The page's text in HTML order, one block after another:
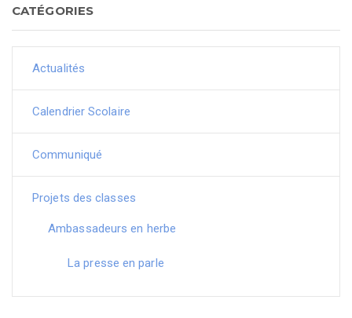
CATÉGORIES
Actualités
Calendrier Scolaire
Communiqué
Projets des classes
Ambassadeurs en herbe
La presse en parle